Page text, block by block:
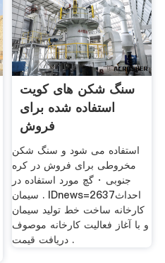
سنگ شکن های کویت
استفاده شده برای
فروش
استفاده می شود و سنگ شکن
مخروطی برای فروش در کره
جنوبی · گچ مورد استفاده در
سیمان . IDnews=2637احداث
کارخانه ساخت خط تولید سیمان
و با آغاز فعالیت کارخانه موصوف
. دریافت قیمت